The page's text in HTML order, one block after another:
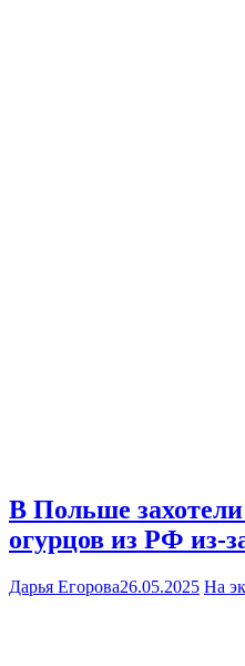
В Польше захотели
огурцов из РФ из-
Дарья Егорова26.05.2025 На